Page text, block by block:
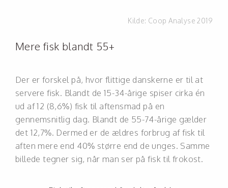
Kilde: Coop Analyse 2019
Mere fisk blandt 55+
Der er forskel på, hvor flittige danskerne er til at
servere fisk. Blandt de 15-34-årige spiser cirka én
ud af 12 (8,6%) fisk til aftensmad på en
gennemsnitlig dag. Blandt de 55-74-årige gælder
det 12,7%. Dermed er de ældres forbrug af fisk til
aften mere end 40% større end de unges. Samme
billede tegner sig, når man ser på fisk til frokost.